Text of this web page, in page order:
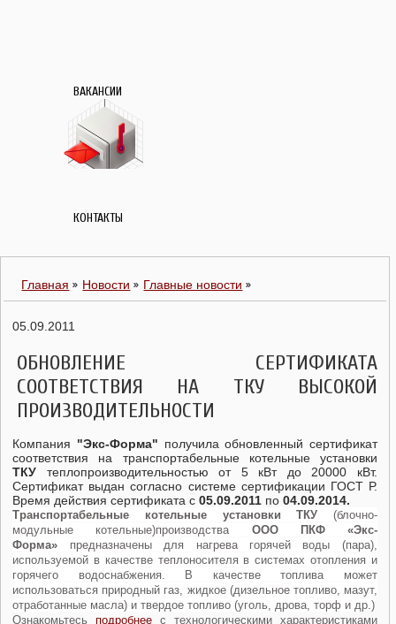
ВАКАНСИИ
КОНТАКТЫ
Главная Новости Главные новости
05.09.2011
ОБНОВЛЕНИЕ СЕРТИФИКАТА
СООТВЕТСТВИЯ НА ТКУ ВЫСОКОЙ
ПРОИЗВОДИТЕЛЬНОСТИ
Компания "Экс-Форма" получила обновленный сертификат
соответствия на транспортабельные котельные установки
ТКУ теплопроизводительностью от 5 кВт до 20000 кВт.
Сертификат выдан согласно системе сертификации ГОСТ Р.
Время действия сертификата с05.09.2011 по04.09.2014.
Транспортабельные котельные установки ТКУ (блочно-
модульные котельные)производства ООО ПКФ «Экс-
Форма» предназначены для нагрева горячей воды (пара),
используемой в качестве теплоносителя в системах отопления и
горячего водоснабжения. В качестве топлива может
использоваться природный газ, жидкое (дизельное топливо, мазут,
отработанные масла) и твердое топливо (уголь, дрова, торф и др.)
Ознакомьтесьподробнее с технологическими характеристиками